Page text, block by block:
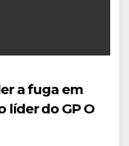
a fuga em
líder do GP O